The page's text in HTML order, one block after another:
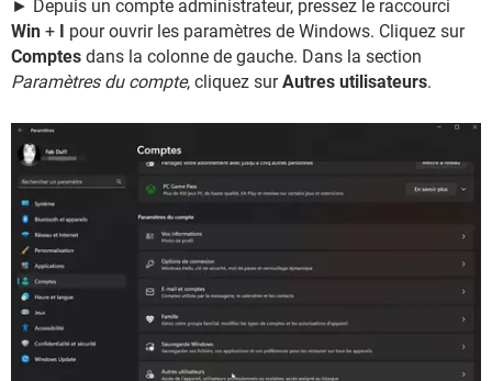
► Depuis un compte administrateur, pressez le raccourci
Win + I pour ouvrir les paramètres de Windows. Cliquez sur
Comptes dans la colonne de gauche. Dans la section
Paramètres du compte, cliquez surAutres utilisateurs.